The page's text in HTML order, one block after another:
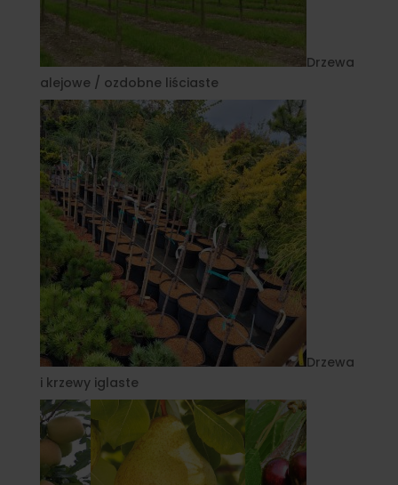
Drzewa
alejowe / ozdobne liściaste
Drzewa
i krzewy iglaste